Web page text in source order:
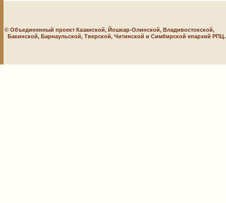
© Объединенный проект Казанской, Йошкар-Олинской, Владивостокской,
Бакинской, Барнаульской, Тверской, Читинской и Симбирской епархий РПЦ.